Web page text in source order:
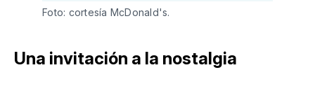
Foto: cortesía McDonald's.
Una invitación a la nostalgia